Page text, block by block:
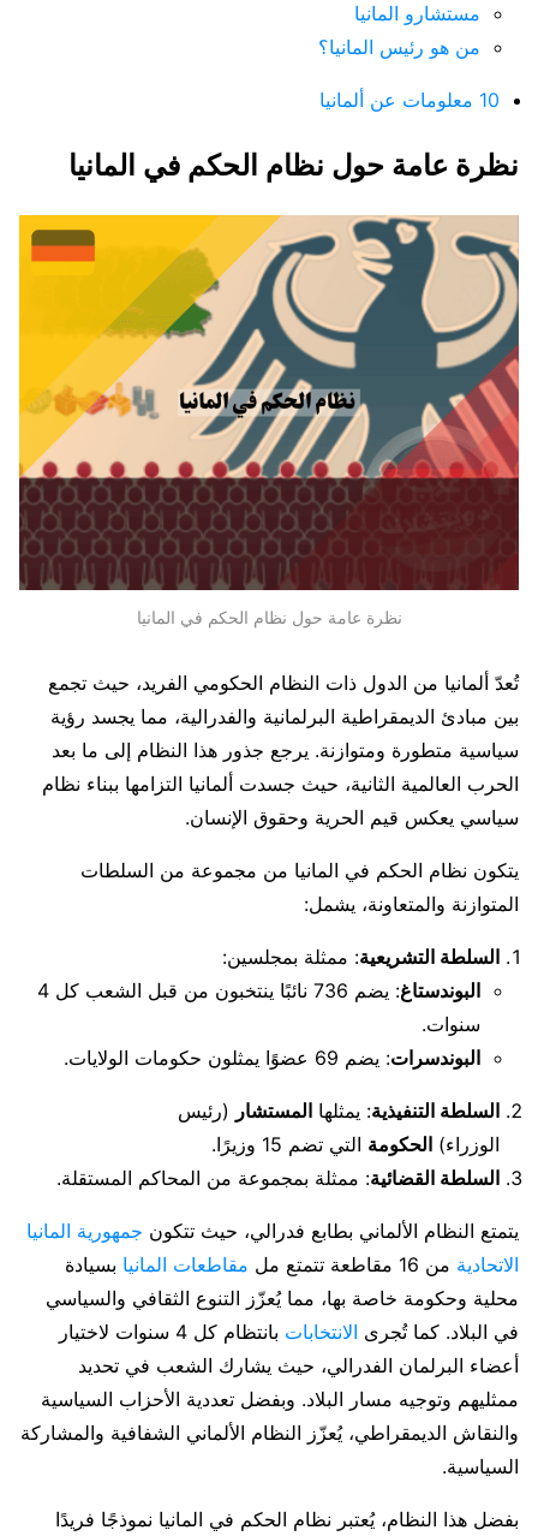
مستشارو المانيا
من هو رئيس المانيا؟
10 معلومات عن ألمانيا
نظرة عامة حول نظام الحكم في المانيا
نظرة عامة حول نظام الحكم في المانيا
تُعدّ ألمانيا من الدول ذات النظام الحكومي الفريد، حيث تجمع
بين مبادئ الديمقراطية البرلمانية والفدرالية، مما يجسد رؤية
سياسية متطورة ومتوازنة. يرجع جذور هذا النظام إلى ما بعد
الحرب العالمية الثانية، حيث جسدت ألمانيا التزامها ببناء نظام
سياسي يعكس قيم الحرية وحقوق الإنسان.
يتكون نظام الحكم في المانيا من مجموعة من السلطات
المتوازنة والمتعاونة، يشمل:
السلطة التشريعية: ممثلة بمجلسين:
البوندستاغ
: يضم 736 نائبًا ينتخبون من قبل الشعب كل 4
سنوات.
البوندسرات: يضم 69 عضوًا يمثلون حكومات الولايات.
السلطة التنفيذية: يمثلها المستشار (رئيس
الوزراء) الحكومة التي تضم 15 وزيرًا.
السلطة القضائية: ممثلة بمجموعة من المحاكم المستقلة.
يتمتع النظام الألماني بطابع فدرالي، حيث تتكون جمهورية المانيا
الاتحادية من 16 مقاطعة تتمتع مل مقاطعات المانيا بسيادة
محلية وحكومة خاصة بها، مما يُعزّز التنوع الثقافي والسياسي
في البلاد. كما تُجرى الانتخابات
بانتظام كل 4 سنوات لاختيار
أعضاء البرلمان الفدرالي، حيث يشارك الشعب في تحديد
ممثليهم وتوجيه مسار البلاد. وبفضل تعددية الأحزاب السياسية
والنقاش الديمقراطي، يُعزّز النظام الألماني الشفافية والمشاركة
السياسية.
بفضل هذا النظام، يُعتبر نظام الحكم في المانيا نموذجًا فريدًا